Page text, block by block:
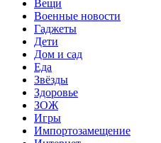
Вещи
Военные новости
Гаджеты
Дети
Дом и сад
Еда
Звёзды
Здоровье
ЗОЖ
Игры
Импортозамещение